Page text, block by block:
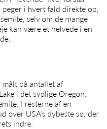
i hvert fald direkte op,
selv om de mange
kan være et helvede i en
på antallet af
i det sydlige Oregon.
I resterne af en
over USA's dybeste sø, der
indre.